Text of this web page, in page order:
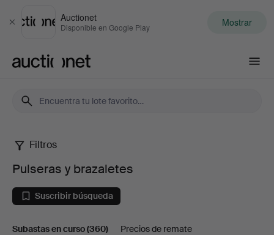
Cerrar
Auctionet
Disponible en Google Play Mostrar
Pulseras
brazaletes
Filtros
Pulseras y brazaletes
Suscribir búsqueda
Subastas en curso(360) Precios de remate